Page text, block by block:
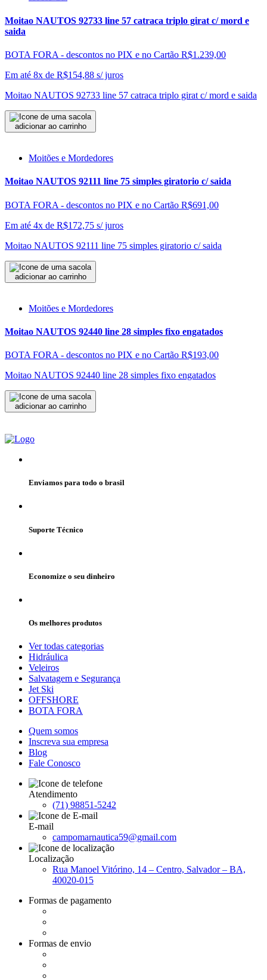
Moitao NAUTOS 92733 line 57 catraca triplo girat c/ mord e
saida
BOTA FORA - descontos no PIX e no Cartão R$1.239,00
Em até 8x de R$154,88 s/ juros
Moitao NAUTOS 92733 line 57 catraca triplo girat c/ mord e saida
adicionar ao carrinho
Moitões e Mordedores
Moitao NAUTOS 92111 line 75 simples giratorio c/ saida
BOTA FORA - descontos no PIX e no Cartão R$691,00
Em até 4x de R$172,75 s/ juros
Moitao NAUTOS 92111 line 75 simples giratorio c/ saida
adicionar ao carrinho
Moitões e Mordedores
Moitao NAUTOS 92440 line 28 simples fixo engatados
BOTA FORA - descontos no PIX e no Cartão R$193,00
Moitao NAUTOS 92440 line 28 simples fixo engatados
adicionar ao carrinho
Enviamos para todo o brasil
Suporte Técnico
Economize o seu dinheiro
Os melhores produtos
Ver todas categorias
Hidráulica
Veleiros
Salvatagem e Segurança
Jet Ski
OFFSHORE
BOTA FORA
Quem somos
Inscreva sua empresa
Blog
Fale Conosco
Atendimento
(71) 98851-5242
E-mail
campomarnautica59@gmail.com
Localização
Rua Manoel Vitórino, 14 – Centro, Salvador – BA,
40020-015
Formas de pagamento
Formas de envio